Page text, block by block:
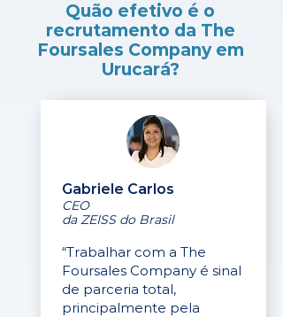
Quão efetivo é o
recrutamento da The
Foursales Company em
Urucará?
Gabriele Carlos
CEO
da ZEISS do Brasil
“Trabalhar com a The
Foursales Company é sinal
de parceria total,
principalmente pela